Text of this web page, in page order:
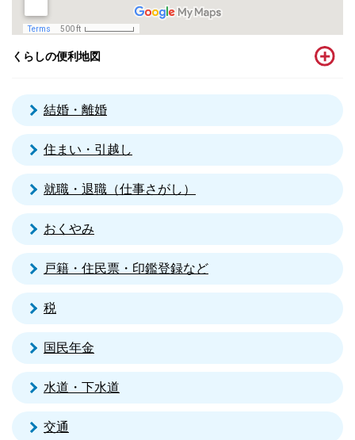
くらしの便利地図
結婚・離婚
住まい・引越し
就職・退職（仕事さがし）
おくやみ
戸籍・住民票・印鑑登録など
税
国民年金
水道・下水道
交通